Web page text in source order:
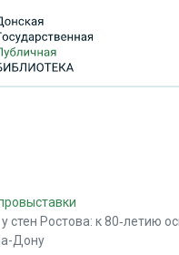
стен Ростова: к 80‑летию
Дону